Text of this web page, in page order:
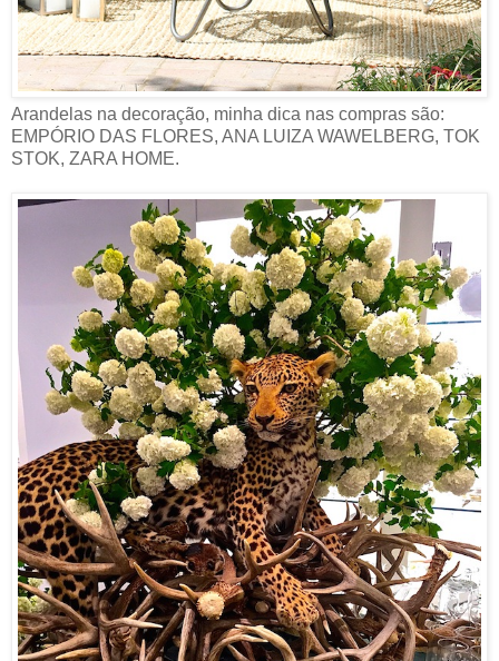
Arandelas na decoração, minha dica nas compras são:
EMPÓRIO DAS FLORES, ANA LUIZA WAWELBERG, TOK
STOK, ZARA HOME.